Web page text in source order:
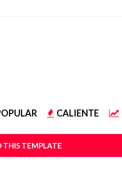
CALIENTE
THIS TEMPLATE